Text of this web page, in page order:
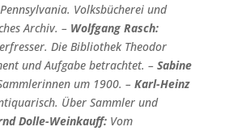
Volksbücherei und
Archiv. – Wolfgang Rasch:
Die Bibliothek Theodor
und Aufgabe betrachtet. – Sabine
um 1900. – Karl-Heinz
Über Sammler und
Dolle-Weinkauff:Vom